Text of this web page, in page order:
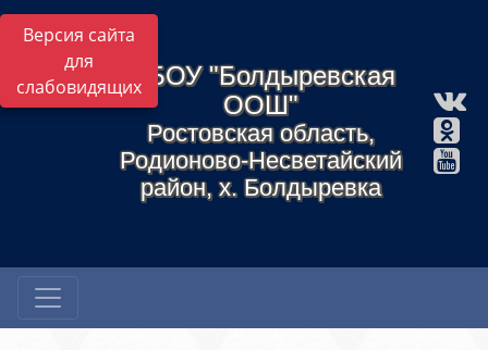
Версия сайта
для
слабовидящихМБОУ "Болдыревская
ООШ"
Ростовская область,
Родионово-Несветайский
район, х. Болдыревка